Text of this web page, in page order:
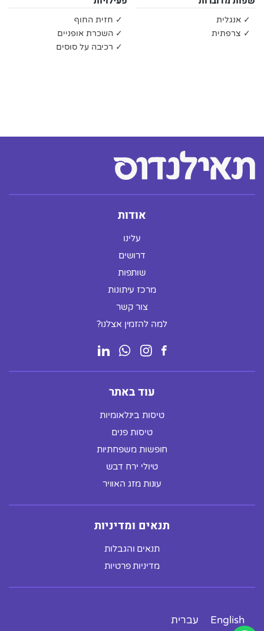
✓ אנגלית
✓ צרפתית
✓ חזית החוף
✓ השכרת אופניים
✓ רכיבה על סוסים
אודות
עלינו
דרושים
שותפות
מרכז עיתונות
צור קשר
למה להזמין אצלנו?
עוד באתר
טיסות בינלאומיות
טיסות פנים
חופשות משפחתיות
טיולי ירח דבש
עונות מזג האוויר
תנאים ומדיניות
תנאים והגבלות
מדיניות פרטיות
English עברית